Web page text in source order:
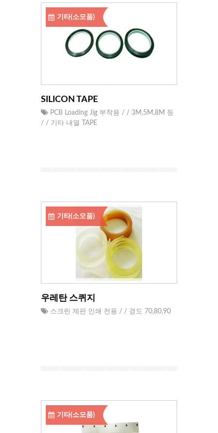
기타(소모품)
SILICON TAPE
PCB Loading Jig 부착용 / / 3M,5M,8M 등
/ / 기타 내열 TAPE
기타(소모품)
우레탄 스퀴지
스크린 제판 인쇄 전용 / / 경도 70,80,90
기타(소모품)